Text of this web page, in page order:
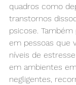
quadros como
transtornos
psicose.
em pessoas que
níveis de
em ambientes
negligentes,